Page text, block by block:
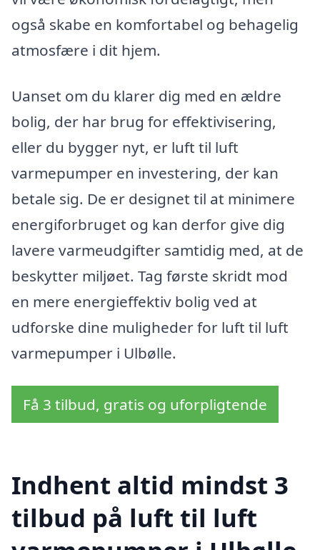
også skabe en komfortabel og behagelig
atmosfære i dit hjem.
Uanset om du klarer dig med en ældre
bolig, der har brug for effektivisering,
eller du bygger nyt, er luft til luft
varmepumper en investering, der kan
betale sig. De er designet til at minimere
energiforbruget og kan derfor give dig
lavere varmeudgifter samtidig med, at de
beskytter miljøet. Tag første skridt mod
en mere energieffektiv bolig ved at
udforske dine muligheder for luft til luft
varmepumper i Ulbølle.
Få 3 tilbud, gratis og uforpligtende
Indhent altid mindst 3
tilbud på luft til luft